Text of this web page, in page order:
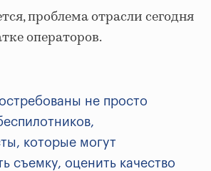
проблема отрасли сегодня
операторов.
не просто
которые могут
съемку, оценить качество